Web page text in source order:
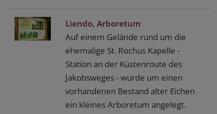
Liendo, Arboretum
Auf einem Gelände rund um die
ehemalige St. Rochus Kapelle -
Station an der Küstenroute des
Jakobsweges - wurde um einen
vorhandenen Bestand alter Eichen
ein kleines Arboretum angelegt.